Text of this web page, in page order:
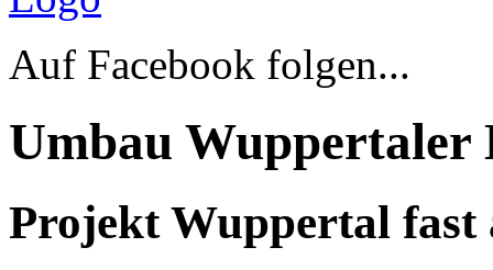
Auf Facebook folgen...
Umbau Wuppertaler
Projekt Wuppertal fast